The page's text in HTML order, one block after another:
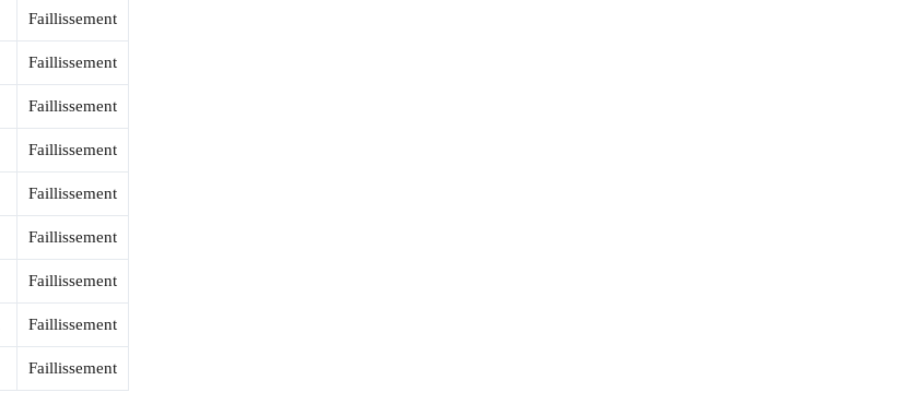
Faillissement
Faillissement
Faillissement
Faillissement
Faillissement
Faillissement
Faillissement
Faillissement
Faillissement